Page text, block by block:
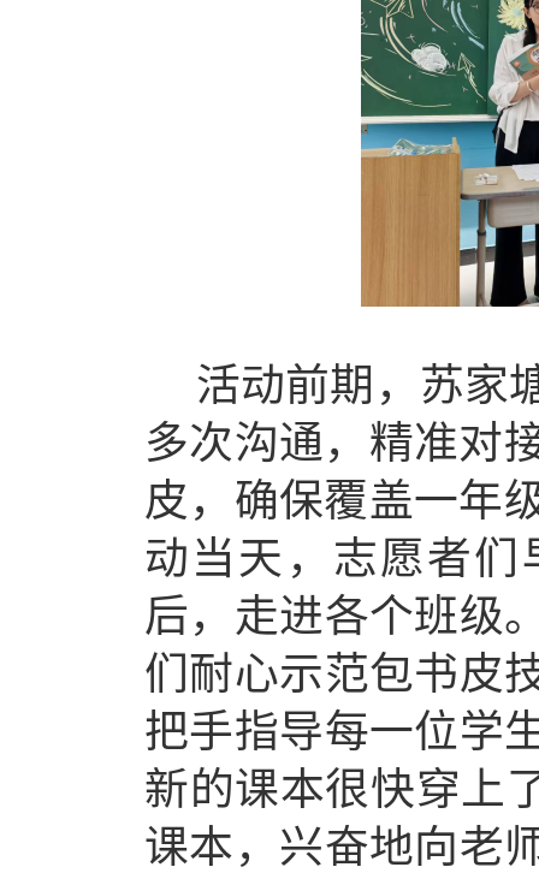
活动前期，苏家
多次沟通，精准对
皮，确保覆盖一年
动当天，志愿者
后，走进各个班级
们耐心示范包书皮
把手指导每一位学
新的课本很快穿上
课本，兴奋地向老